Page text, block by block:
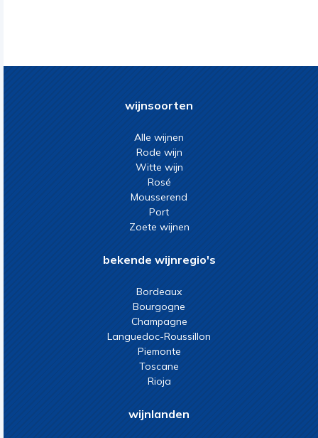
wijnsoorten
Alle wijnen
Rode wijn
Witte wijn
Rosé
Mousserend
Port
Zoete wijnen
bekende wijnregio's
Bordeaux
Bourgogne
Champagne
Languedoc-Roussillon
Piemonte
Toscane
Rioja
wijnlanden